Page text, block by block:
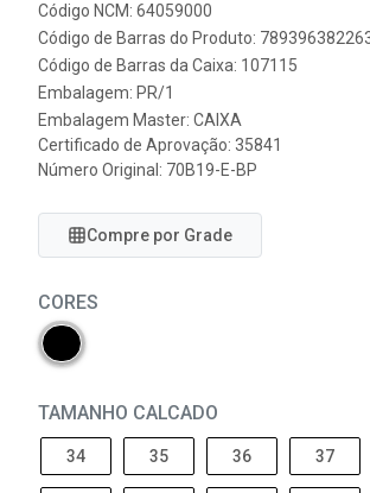
Código NCM: 64059000
Código de Barras do Produto:
Código de Barras da Caixa: 107115
Embalagem: PR/1
Embalagem Master: CAIXA
Certificado de Aprovação: 35841
Número Original: 70B19-E-BP
Compre por Grade
CORES
TAMANHO CALCADO
34 35 36 37